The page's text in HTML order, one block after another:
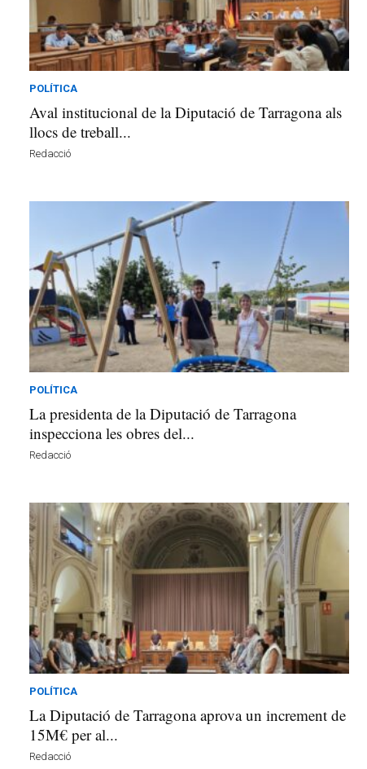
POLÍTICA
Aval institucional de la Diputació de Tarragona als
llocs de treball...
Redacció
POLÍTICA
La presidenta de la Diputació de Tarragona
inspecciona les obres del...
Redacció
POLÍTICA
La Diputació de Tarragona aprova un increment de
15M€ per al...
Redacció